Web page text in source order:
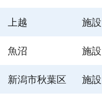
上越 施設
魚沼 施設
新潟市秋葉区 施設